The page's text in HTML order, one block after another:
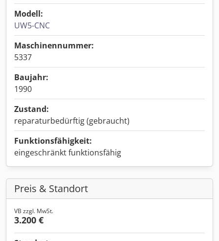
Modell:
UW5-CNC
Maschinennummer:
5337
Baujahr:
1990
Zustand:
reparaturbedürftig (gebraucht)
Funktionsfähigkeit:
eingeschränkt funktionsfähig
Preis & Standort
VB zzgl. MwSt.
3.200 €